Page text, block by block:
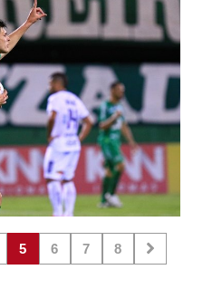
5 6 7 8